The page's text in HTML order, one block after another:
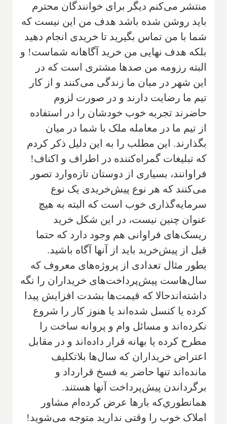
منتشر مى‌کنم ديگر براى خوانندگان محترم
بايد روشن شده باشد هدف من اين نيست که
شما با من تماس بگيريد تا خريدى انجام دهيد
بلکه هدف نهايى من خريد آگاهانه شماست! و
البته رزومه من صد‌ها مشترى است که در
اين شهر در ميان ما زندگى مى‌کنند و از کار
تيم ما رضايت دارند و در صورت لزوم
حاضرند تجربه خوب خودشان را در استفاده
از تيم ما در معامله ملک با شما در ميان
بگذارند. اين مطلب را به اين دليل ذکر کردم
که تبليغات گمراه‌کننده در اطراف و اکناف!
فراوانند‌، بسيارى از دوستان تازه‌وارد تصور
مى‌کنند که هر نوع پيش‌خريدى يک نوع
سرمايه‌گذارى خوب است که البته به هيچ
عنوان چنين نيست‌، در اين شکل خريد
ريسک‌هاى فراوانى هم وجود دارد که حتما
قبل از پيش‌خريد بايد از آنها آگاه باشيد.
بطور مثال تعدادى از پروژه‌هاى معروف که
سال‌هاست پيش‌پرداخت‌هاى خريداران را نگه
داشته‌اندحالا که قيمت‌ها بشدت افزايش پيدا
کرده‌ يا کنسل شده‌اند يا هنوز کار را شروع
نکرده‌اند و مسائل وام و پروانه ساخت را
مطرح کرده يا بهانه قرار داده‌اند و در مقابل
اعتراض خريداران که سال‌ها بلاتکليف
مانده‌اند تنها حاضر به فسخ قرارداد و
برگرداندن پيش‌پرداخت آنها هستند.
همانطوري‌که بارها عرض کرده‌ام مشاور
املاک خوب را وقتى نداريد متوجه مى‌‌شويد!